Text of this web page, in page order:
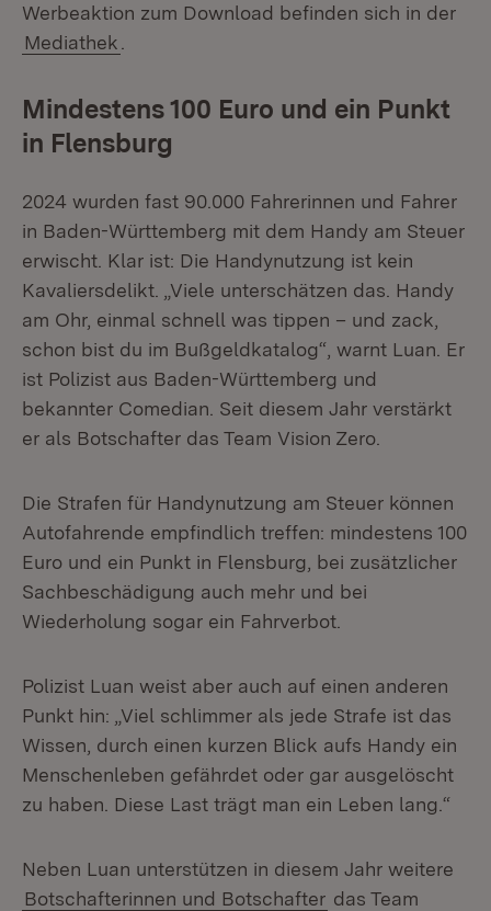
Werbeaktion zum Download befinden sich in der
Mediathek
Mindestens 100 Euro und ein Punkt
in Flensburg
2024 wurden fast 90.000 Fahrerinnen und Fahrer
in Baden-Württemberg mit dem Handy am Steuer
erwischt. Klar ist: Die Handynutzung ist kein
Kavaliersdelikt. „Viele unterschätzen das. Handy
am Ohr, einmal schnell was tippen – und zack,
schon bist du im Bußgeldkatalog“, warnt Luan. Er
ist Polizist aus Baden-Württemberg und
bekannter Comedian. Seit diesem Jahr verstärkt
er als Botschafter das Team Vision Zero.
Die Strafen für Handynutzung am Steuer können
Autofahrende empfindlich treffen: mindestens 100
Euro und ein Punkt in Flensburg, bei zusätzlicher
Sachbeschädigung auch mehr und bei
Wiederholung sogar ein Fahrverbot.
Polizist Luan weist aber auch auf einen anderen
Punkt hin: „Viel schlimmer als jede Strafe ist das
Wissen, durch einen kurzen Blick aufs Handy ein
Menschenleben gefährdet oder gar ausgelöscht
zu haben. Diese Last trägt man ein Leben lang.“
Neben Luan unterstützen in diesem Jahr weitere
Botschafterinnen und Botschafter das Team